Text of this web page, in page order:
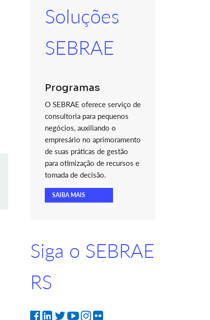
Soluções
SEBRAE
Programas
O SEBRAE oferece serviço de
consultoria para pequenos
negócios, auxiliando o
empresário no aprimoramento
de suas práticas de gestão
para otimização de recursos e
tomada de decisão.
SAIBA MAIS
Siga o SEBRAE
RS